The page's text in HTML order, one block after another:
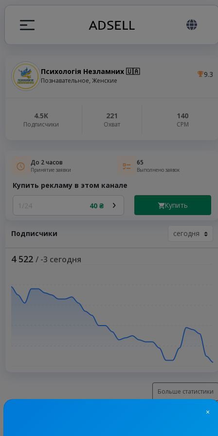
Психологія Незламних 🇺🇦
Познавательное, Женские
9.3
4.5K
Подписчики
221
Охват
140
СРМ
До 2 часов
Принятие заявки
65
Выполнено заявок
Купить рекламу в этом канале
1/24 40 ₴ Купить
Подписчики
4 522 / -3 сегодня
Больше статистики
×